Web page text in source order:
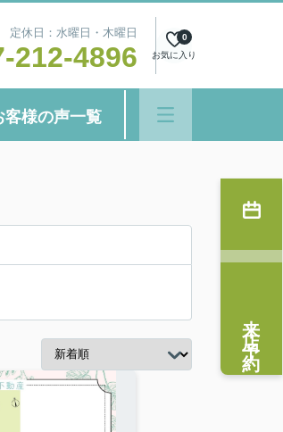
休日：水曜日・木曜日
212-4896 お気に入り
0
客様の声一覧
来店予約